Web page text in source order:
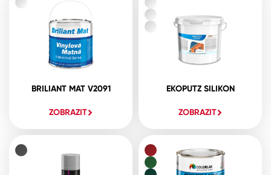
BRILIANT MAT V2091
ZOBRAZIT
EKOPUTZ SILIKON
ZOBRAZIT